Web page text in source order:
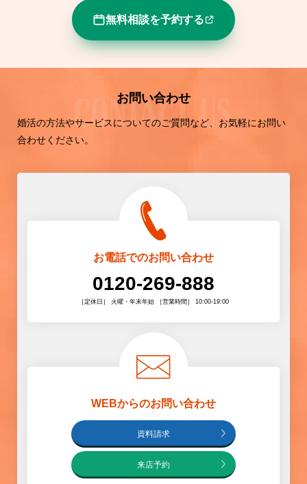
無料相談を予約する
お問い合わせ
婚活の方法やサービスについてのご質問など、お気軽にお問い
合わせください。
お電話でのお問い合わせ
0120-269-888
［定休日］ 火曜・年末年始 ［営業時間］ 10:00-19:00
WEBからのお問い合わせ
資料請求
来店予約